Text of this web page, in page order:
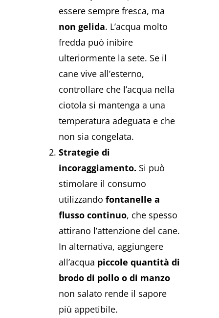
essere sempre fresca, ma
non gelida. L’acqua molto
fredda può inibire
ulteriormente la sete. Se il
cane vive all’esterno,
controllare che l’acqua nella
ciotola si mantenga a una
temperatura adeguata e che
non sia congelata.
Strategie di
incoraggiamento. Si può
stimolare il consumo
utilizzandofontanelle a
flusso continuo, che spesso
attirano l’attenzione del cane.
In alternativa, aggiungere
all’acqua piccole quantità di
brodo di pollo o di manzo
non salato rende il sapore
più appetibile.